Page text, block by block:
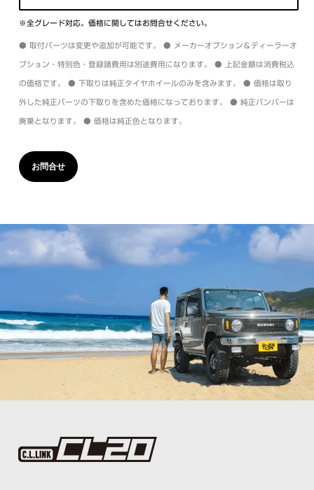
※全グレード対応。価格に関してはお問合せください。
● 取付パーツは変更や追加が可能です。 ● メーカーオプション＆ディーラーオ
プション・特別色・登録諸費用は別途費用になります。 ● 上記金額は消費税込
の価格です。 ● 下取りは純正タイヤホイールのみを含みます。 ● 価格は取り
外した純正パーツの下取りを含めた価格になっております。 ● 純正バンパーは
廃棄となります。 ● 価格は純正色となります。
お問合せ